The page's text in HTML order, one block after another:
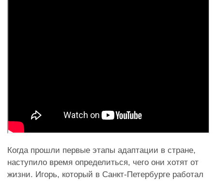
Когда прошли первые этапы адаптации в стране,
наступило время определиться, чего они хотят от
жизни. Игорь, который в Санкт-Петербурге работал